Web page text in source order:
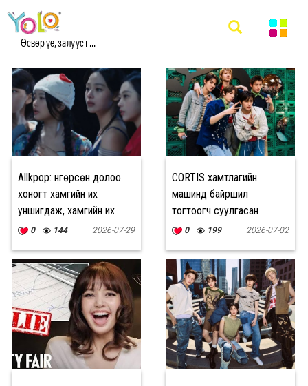
Өсвөр үе, залууст ...
#KPOP МЭДЭЭ
Allkpop: Өнгөрсөн долоо
хоногт хамгийн их
уншигдаж, хамгийн их
яригдсан сэдвүүд
0 144 2026-07-29
CORTIS хамтлагийн
машинд байршил
тогтоогч суулгасан
хэргийг шүүхэд өгөхөө
0 199 2026-07-02